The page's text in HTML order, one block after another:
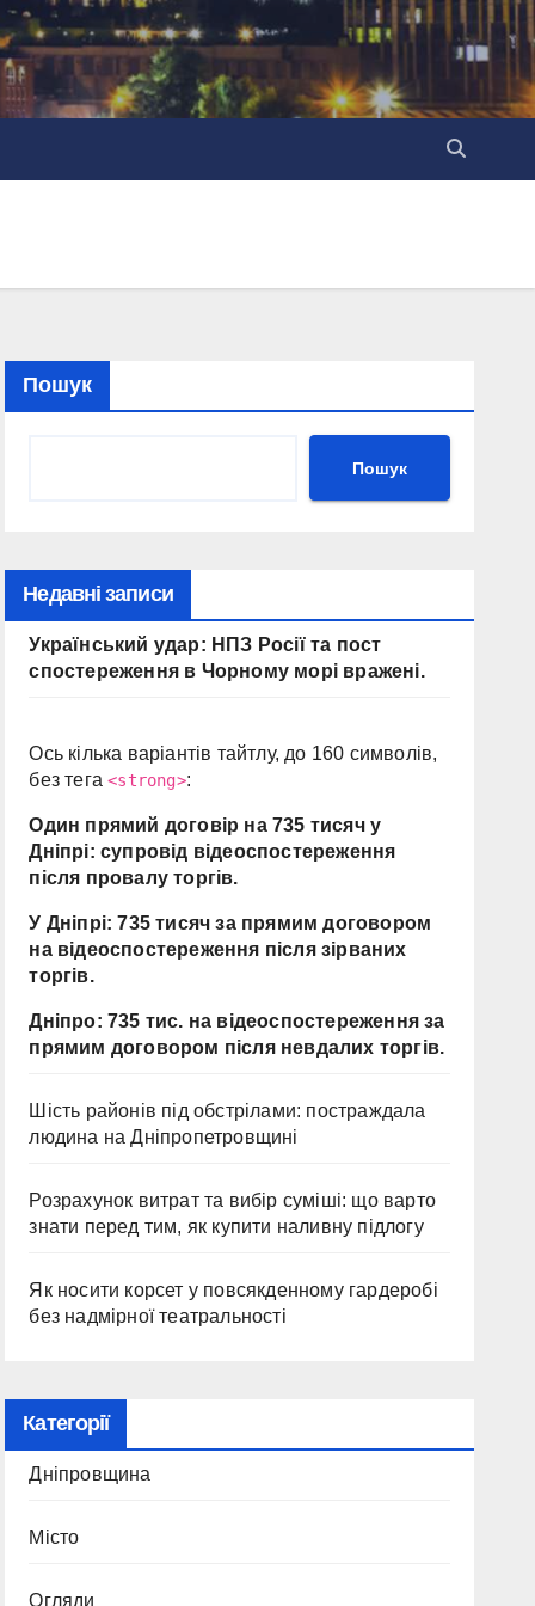
Пошук
Пошук
Недавні записи
Український удар: НПЗ Росії та пост
спостереження в Чорному морі вражені.
Ось кілька варіантів тайтлу, до 160 символів,
без тега<strong>:
Один прямий договір на 735 тисяч у
Дніпрі: супровід відеоспостереження
після провалу торгів.
У Дніпрі: 735 тисяч за прямим договором
на відеоспостереження після зірваних
торгів.
Дніпро: 735 тис. на відеоспостереження за
прямим договором після невдалих торгів.
Шість районів під обстрілами: постраждала
людина на Дніпропетровщині
Розрахунок витрат та вибір суміші: що варто
знати перед тим, як купити наливну підлогу
Як носити корсет у повсякденному гардеробі
без надмірної театральності
Категорії
Дніпровщина
Місто
Огляди